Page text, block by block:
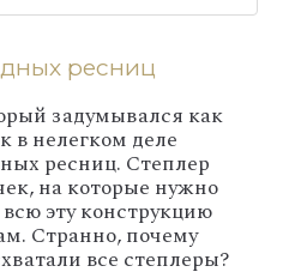
ресниц
задумывался как
в нелегком деле
ресниц. Степлер
на которые нужно
эту конструкцию
Странно, почему
все степлеры?